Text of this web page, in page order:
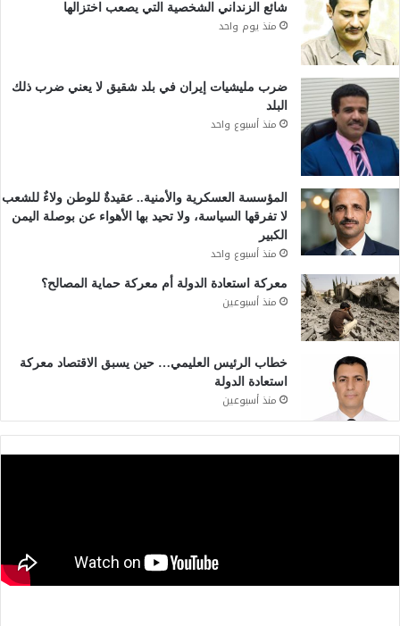
شائع الزنداني الشخصية التي يصعب اختزالها
منذ يوم واحد
ضرب مليشيات إيران في بلد شقيق لا يعني ضرب ذلك
البلد
منذ أسبوع واحد
المؤسسة العسكرية والأمنية.. عقيدةٌ للوطن ولاءٌ للشعب
لا تفرقها السياسة، ولا تحيد بها الأهواء عن بوصلة اليمن
الكبير
منذ أسبوع واحد
معركة استعادة الدولة أم معركة حماية المصالح؟
منذ أسبوعين
خطاب الرئيس العليمي… حين يسبق الاقتصاد معركة
استعادة الدولة
منذ أسبوعين